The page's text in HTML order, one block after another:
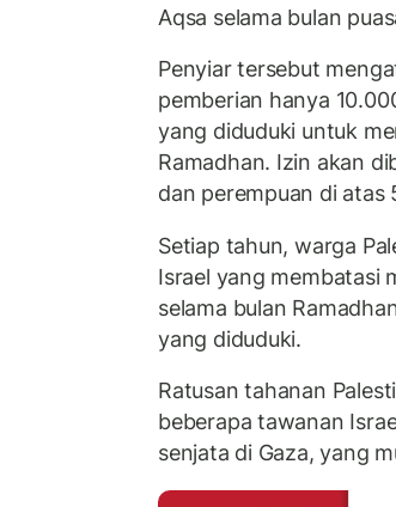
Aqsa selama bulan
Penyiar tersebut
pemberian hanya
yang diduduki untuk
Ramadhan. Izin akan
dan perempuan di atas
Setiap tahun, warga
Israel yang membatasi
selama bulan
yang diduduki.
Ratusan tahanan
beberapa tawanan
senjata di Gaza, yang